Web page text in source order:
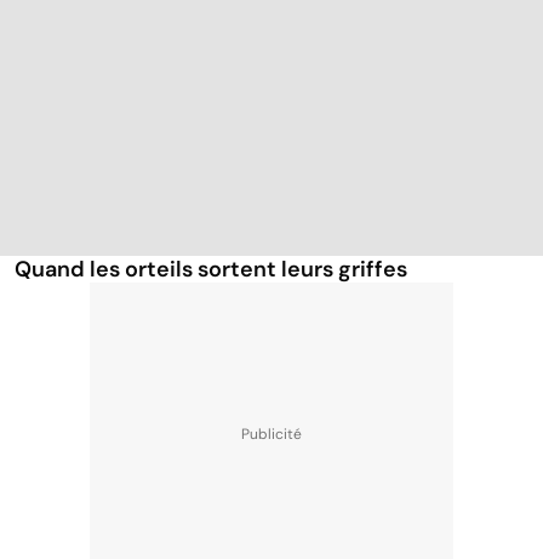
Quand les orteils sortent leurs griffes